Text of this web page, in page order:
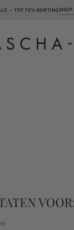
— TOT 70% KORTING